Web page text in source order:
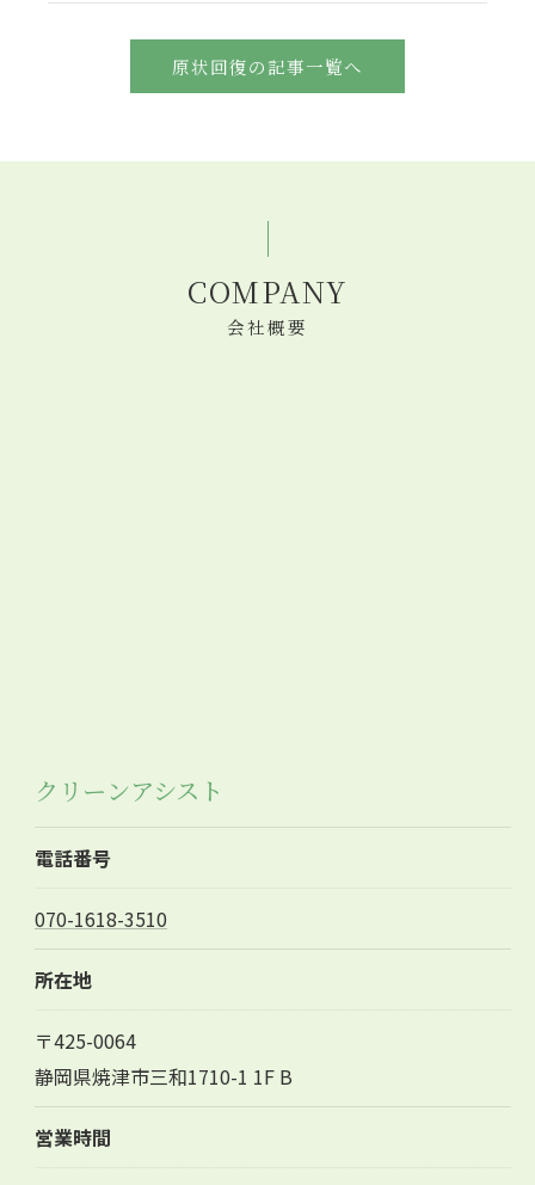
原状回復の記事一覧へ
COMPANY
会社概要
クリーンアシスト
電話番号
070-1618-3510
所在地
〒425-0064
静岡県焼津市三和1710-1 1F B
営業時間